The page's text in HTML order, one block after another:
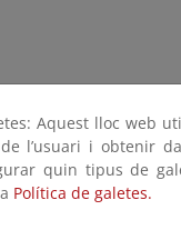
Aquest lloc web
l’usuari i obtenir
quin tipus de
Política de galetes.